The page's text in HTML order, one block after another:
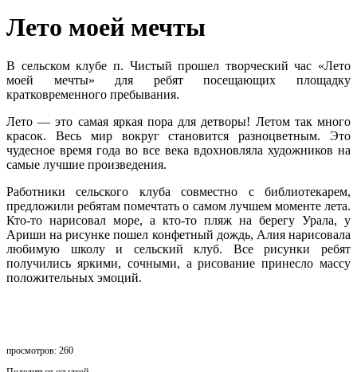
Лето моей мечты
В сельском клубе п. Чистый прошел творческий час «Лето
моей мечты» для ребят посещающих площадку
кратковременного пребывания.
Лето — это самая яркая пора для детворы! Летом так много
красок. Весь мир вокруг становится разноцветным. Это
чудесное время года во все века вдохновляла художников на
самые лучшие произведения.
Работники сельского клуба совместно с библиотекарем,
предложили ребятам помечтать о самом лучшем моменте лета.
Кто-то нарисовал море, а кто-то пляж на берегу Урала, у
Ариши на рисунке пошел конфетный дождь, Алия нарисовала
любимую школу и сельский клуб. Все рисунки ребят
получились яркими, сочными, а рисование принесло массу
положительных эмоций.
просмотров: 260